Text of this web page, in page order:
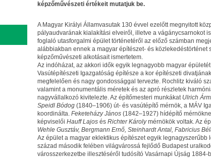
képzőművészeti értékeit mutatjuk be.
A Magyar Királyi Államvasutak 130 évvel ezelőtt megnyitott
pályaudvarának kialakítási elveiről, illetve a vágánycsarnokot
foglaló utasforgalmi épület történetéről az előző számban
alábbiakban ennek a magyar építészet- és
képzőművészeti alkotásait ismertetem.
Az indóházat, az akkori idők egyik leg­nagyobb magyar épületét
Vasútépítészeti Igazgatóság építésze a kor építészeti
megfelelően és nagy gondossággal tervezte. Rochlitz kiváló
valamint a monumentális méretek és az apró részletek
nagyvállalkozó kivitelezte. Az építőmesteri munkákat Ulrich
Speidl Bódog (1840–1906) út- és vasútépítő mérnök, a MÁV
koordinálta. Feketeházy János (1842–1927) hídépítő
képviselői Hauff Lajos és Richter Károlymérnökök voltak. Az
Wehle Gusztáv, Bergmann Ernő, Steinhardt Antal, Fabricius
Az épület a magyar eklektikus építészet egyik
század második felében világvárossá fejlődő Budapest
városszerkezetbe illesztéséről tudósító Vasárnapi Újság